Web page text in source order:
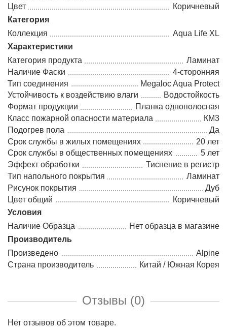
Цвет
Коричневый
Категория
Коллекция
Aqua Life XL
Характеристики
Категория продукта
Ламинат
Наличие Фаски
4-сторонняя
Тип соединения
Megaloc Aqua Protect
Устойчивость к воздействию влаги
Водостойкость
Формат продукции
Планка однополосная
Класс пожарной опасности материала
КМ3
Подогрев пола
Да
Срок службы в жилых помещениях
20 лет
Срок службы в общественных помещениях
5 лет
Эффект обработки
Тиснение в регистр
Тип напольного покрытия
Ламинат
Рисунок покрытия
Дуб
Цвет общий
Коричневый
Условия
Наличие Образца
Нет образца в магазине
Производитель
Произведено
Alpine
Страна производитель
Китай / Южная Корея
Отзывы (0)
Нет отзывов об этом товаре.